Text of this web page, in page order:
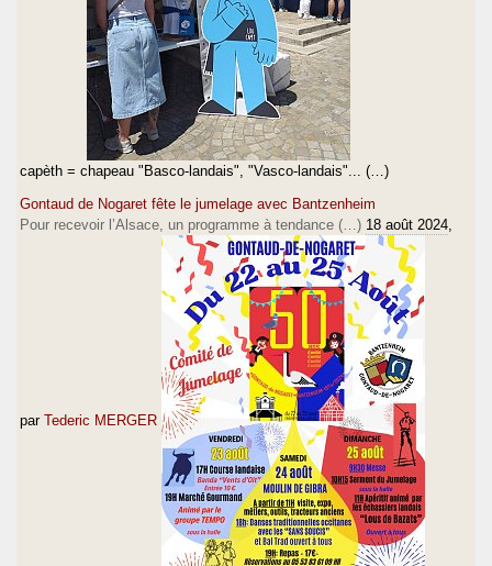
capèth = chapeau "Basco-landais", "Vasco-landais"... (…)
Gontaud de Nogaret fête le jumelage avec Bantzenheim
Pour recevoir l’Alsace, un programme à tendance (…) 18 août 2024,
par Tederic MERGER